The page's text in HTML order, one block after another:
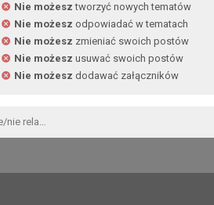
Nie możesz tworzyć nowych tematów
Nie możesz odpowiadać w tematach
Nie możesz zmieniać swoich postów
Nie możesz usuwać swoich postów
Nie możesz dodawać załączników
Od strony serwera, relacyjne/nie relacyjne systemy bazodanowe